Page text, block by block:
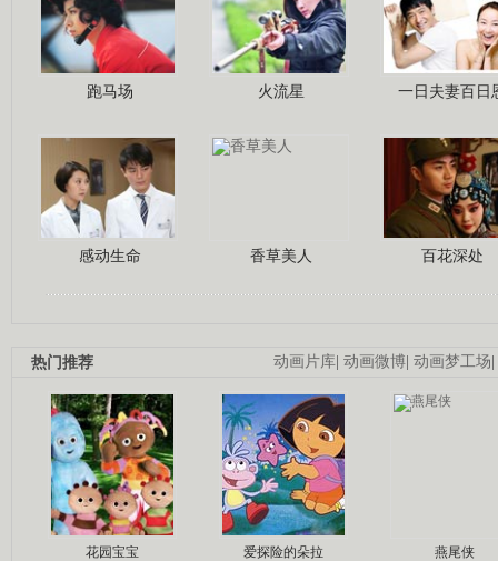
跑马场 火流星 一日夫妻百日
感动生命 香草美人 百花深处
动画片库| 动画微博| 动画梦工场|
热门推荐
花园宝宝 爱探险的朵拉 燕尾侠